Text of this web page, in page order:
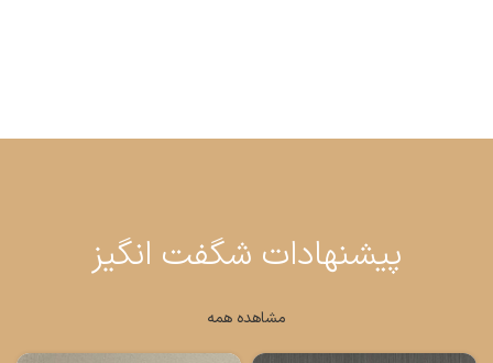
پیشنهادات شگفت انگیز
مشاهده همه